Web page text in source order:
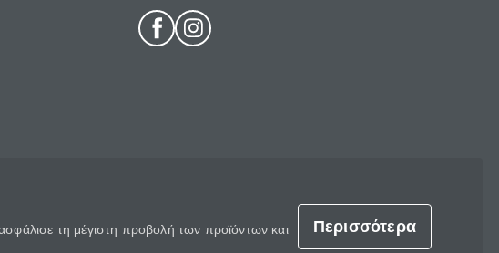
τη μέγιστη προβολή των προϊόντων και
Περισσότερα